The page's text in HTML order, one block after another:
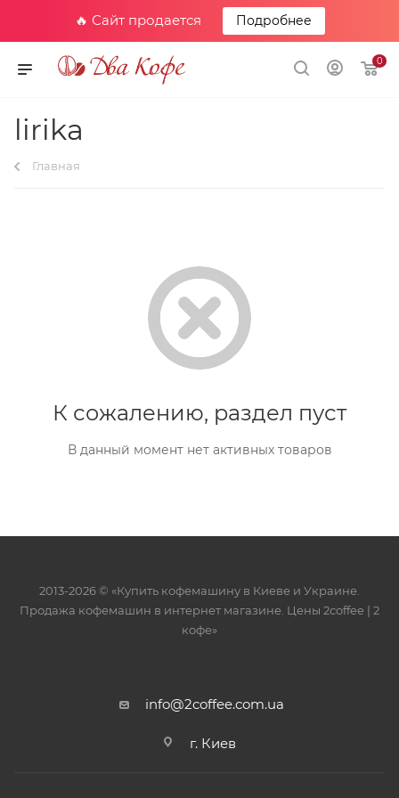
🔥 Сайт продается Подробнее
0
lirika
Главная
К сожалению, раздел пуст
В данный момент нет активных товаров
2013-2026 © «Купить кофемашину в Киеве и Украине.
Продажа кофемашин в интернет магазине. Цены 2сoffee | 2
кофе»
info@2coffee.com.ua
г. Киев